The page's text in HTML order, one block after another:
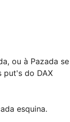
ou à Pazada se
put's do DAX
esquina.